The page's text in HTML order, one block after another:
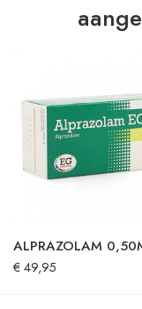
ALPRAZOLAM
€49,95